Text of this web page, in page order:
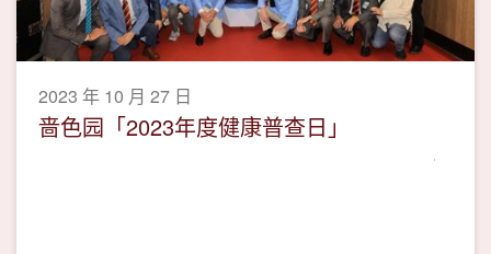
2023 年 10 月 27 日
啬色园「2023年度健康普查日」